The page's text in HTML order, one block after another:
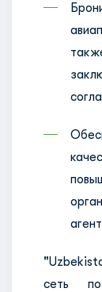
сеть